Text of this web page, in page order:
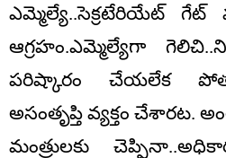
ఎమ్మెల్యే..సెక్రటేరియేట్ గేట్
ఆగ్రహం.ఎమ్మెల్యేగా
ప‌రిష్కారం చేయ‌లేక
అసంతృప్తి వ్యక్తం చేశార‌ట‌.
మంత్రుల‌కు